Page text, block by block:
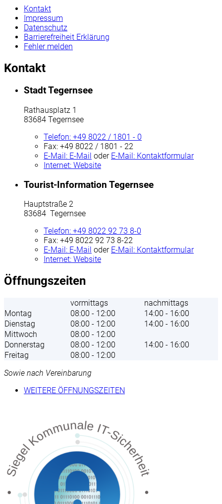
Kontakt
Impressum
Datenschutz
Barrierefreiheit Erklärung
Fehler melden
Kontakt
Stadt Tegernsee
Rathausplatz 1
83684 Tegernsee
Telefon: +49 8022 / 1801 - 0
Fax: +49 8022 / 1801 - 22
E-Mail: E-Mail oder E-Mail: Kontaktformular
Internet: Website
Tourist-Information Tegernsee
Hauptstraße 2
83684 Tegernsee
Telefon: +49 8022 92 73 8-0
Fax: +49 8022 92 73 8-22
E-Mail: E-Mail oder E-Mail: Kontaktformular
Internet: Website
Öffnungszeiten
vormittags
nachmittags
Montag
08:00 - 12:00
14:00 - 16:00
Dienstag
08:00 - 12:00
14:00 - 16:00
Mittwoch
08:00 - 12:00
Donnerstag
08:00 - 12:00
14:00 - 16:00
Freitag
08:00 - 12:00
Sowie nach Vereinbarung
WEITERE ÖFFNUNGSZEITEN